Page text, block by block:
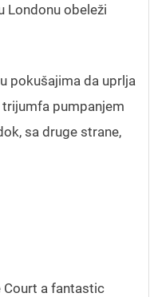
Londonu obeleži
pokušajima da uprlja
trijumfa pumpanjem
sa druge strane,
Court a fantastic